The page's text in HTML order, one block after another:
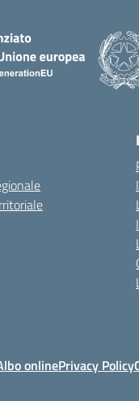
onlinePrivacy Policy